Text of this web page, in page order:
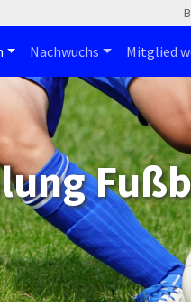
Nachwuchs Mitglied